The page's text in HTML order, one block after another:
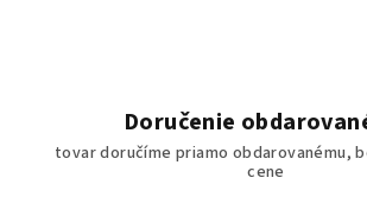
Doručenie
tovar doručíme priamo obdarovanému,
cene